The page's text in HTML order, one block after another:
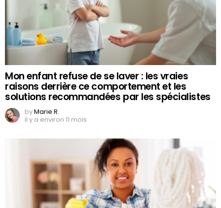
Mon enfant refuse de se laver : les vraies
raisons derrière ce comportement et les
solutions recommandées par les spécialistes
byMarie R.
il y a environ 11 mois